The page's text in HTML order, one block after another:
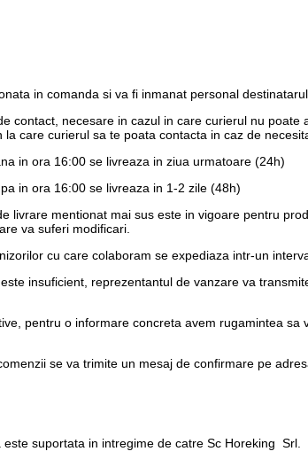
in comanda si va fi inmanat personal
contact, necesare in cazul in care curierul nu
care curierul sa te poata contacta in caz de
in ora 16:00 se livreaza in ziua urmatoare (24h)
in ora 16:00 se livreaza in 1-2 zile (48h)
livrare mentionat mai sus este in vigoare pentru
va suferi modificari.
cu care colaboram se expediaza intr-un
insuficient, reprezentantul de vanzare va
pentru o informare concreta avem rugamintea
se va trimite un mesaj de confirmare pe
suportata in intregime de catre Sc Horeking Srl.